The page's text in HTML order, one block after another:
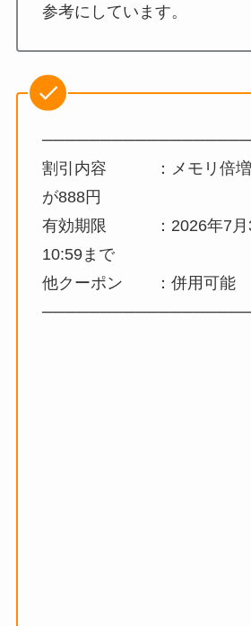
参考にしています。
割引内容 ：メモリ倍増
が888円
有効期限 ：2026年7月
10:59まで
他クーポン ：併用可能